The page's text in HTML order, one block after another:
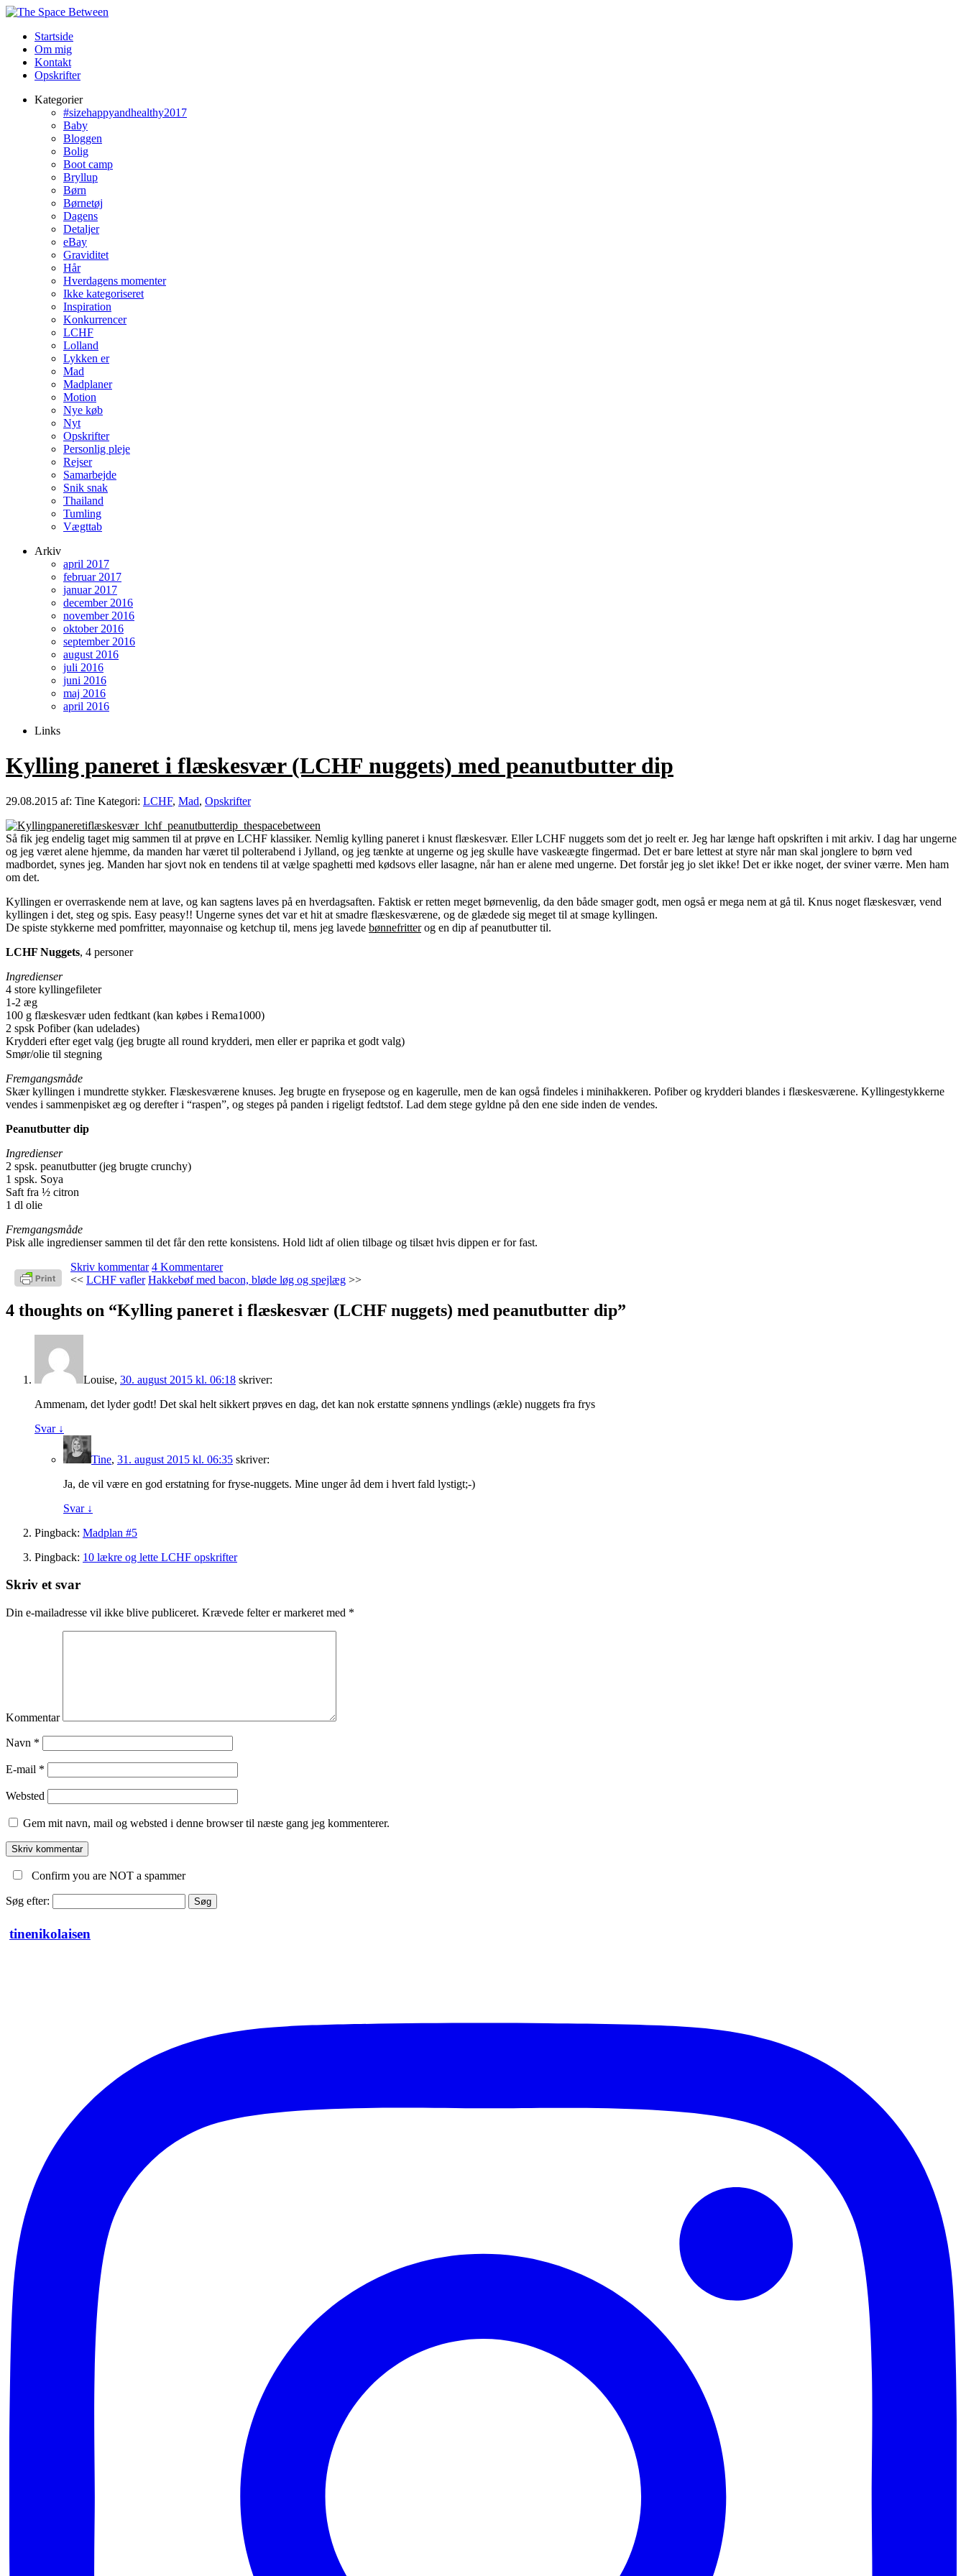
Startside
Om mig
Kontakt
Opskrifter
Kategorier
#sizehappyandhealthy2017
Baby
Bloggen
Bolig
Boot camp
Bryllup
Børn
Børnetøj
Dagens
Detaljer
eBay
Graviditet
Hår
Hverdagens momenter
Ikke kategoriseret
Inspiration
Konkurrencer
LCHF
Lolland
Lykken er
Mad
Madplaner
Motion
Nye køb
Nyt
Opskrifter
Personlig pleje
Rejser
Samarbejde
Snik snak
Thailand
Tumling
Vægttab
Arkiv
april 2017
februar 2017
januar 2017
december 2016
november 2016
oktober 2016
september 2016
august 2016
juli 2016
juni 2016
maj 2016
april 2016
Links
Kylling paneret i flæskesvær (LCHF nuggets) med peanutbutter dip
29.08.2015 af: Tine Kategori: LCHF, Mad, Opskrifter
Så fik jeg endelig taget mig sammen til at prøve en LCHF klassiker. Nemlig kylling paneret i knust flæskesvær. Eller LCHF nuggets som det jo reelt er. Jeg har længe haft opskriften i mit arkiv. I dag har ungerne
og jeg været alene hjemme, da manden har været til polterabend i Jylland, og jeg tænkte at ungerne og jeg skulle have vaskeægte fingermad. Det er bare lettest at styre når man skal jonglere to børn ved
madbordet, synes jeg. Manden har sjovt nok en tendens til at vælge spaghetti med kødsovs eller lasagne, når han er alene med ungerne. Det forstår jeg jo slet ikke! Det er ikke noget, der sviner værre. Men ham
om det.
Kyllingen er overraskende nem at lave, og kan sagtens laves på en hverdagsaften. Faktisk er retten meget børnevenlig, da den både smager godt, men også er mega nem at gå til. Knus noget flæskesvær, vend
kyllingen i det, steg og spis. Easy peasy!! Ungerne synes det var et hit at smadre flæskesværene, og de glædede sig meget til at smage kyllingen.
De spiste stykkerne med pomfritter, mayonnaise og ketchup til, mens jeg lavede bønnefritterog en dip af peanutbutter til.
LCHF Nuggets, 4 personer
Ingredienser
4 store kyllingefileter
1-2 æg
100 g flæskesvær uden fedtkant (kan købes i Rema1000)
2 spsk Pofiber (kan udelades)
Krydderi efter eget valg (jeg brugte all round krydderi, men eller er paprika et godt valg)
Smør/olie til stegning
Fremgangsmåde
Skær kyllingen i mundrette stykker. Flæskesværene knuses. Jeg brugte en frysepose og en kagerulle, men de kan også findeles i minihakkeren. Pofiber og krydderi blandes i flæskesværene. Kyllingestykkerne
vendes i sammenpisket æg og derefter i “raspen”, og steges på panden i rigeligt fedtstof. Lad dem stege gyldne på den ene side inden de vendes.
Peanutbutter dip
Ingredienser
2 spsk. peanutbutter (jeg brugte crunchy)
1 spsk. Soya
Saft fra ½ citron
1 dl olie
Fremgangsmåde
Pisk alle ingredienser sammen til det får den rette konsistens. Hold lidt af olien tilbage og tilsæt hvis dippen er for fast.
Skriv kommentar 4 Kommentarer
<< LCHF vafler Hakkebøf med bacon, bløde løg og spejlæg >>
4 thoughts on “Kylling paneret i flæskesvær (LCHF nuggets) med peanutbutter dip”
Louise, 30. august 2015 kl. 06:18 skriver:
Ammenam, det lyder godt! Det skal helt sikkert prøves en dag, det kan nok erstatte sønnens yndlings (ækle) nuggets fra frys
Svar ↓
Tine, 31. august 2015 kl. 06:35 skriver:
Ja, de vil være en god erstatning for fryse-nuggets. Mine unger åd dem i hvert fald lystigt;-)
Svar ↓
Pingback: Madplan #5
Pingback: 10 lækre og lette LCHF opskrifter
Skriv et svar
Din e-mailadresse vil ikke blive publiceret. Krævede felter er markeret med *
Kommentar
Navn *
E-mail *
Websted
Gem mit navn, mail og websted i denne browser til næste gang jeg kommenterer.
Confirm you are NOT a spammer
Søg efter:
tinenikolaisen